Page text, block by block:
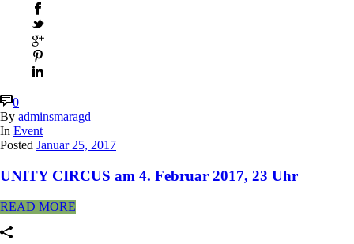
0
By adminsmaragd
In Event
Posted Januar 25, 2017
UNITY CIRCUS am 4. Februar 2017, 23 Uhr
READ MORE